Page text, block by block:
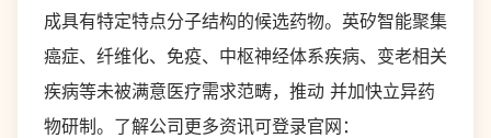
成具有特定特点分子结构的候选药物。英矽智能聚集
癌症、纤维化、免疫、中枢神经体系疾病、变老相关
疾病等未被满意医疗需求范畴，推动 并加快立异药
物研制。了解公司更多资讯可登录官网：